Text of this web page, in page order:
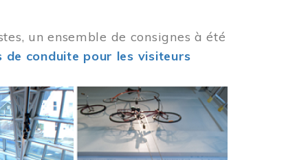
un ensemble de consignes à été
de conduite pour les visiteurs